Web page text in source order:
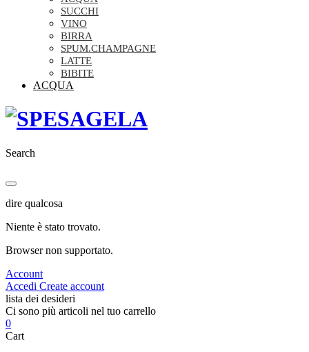
SUCCHI
VINO
BIRRA
SPUM.CHAMPAGNE
LATTE
BIBITE
ACQUA
Search
dire qualcosa
Niente è stato trovato.
Browser non supportato.
Account
Accedi Create account
lista dei desideri
Ci sono più articoli nel tuo carrello
0
Cart